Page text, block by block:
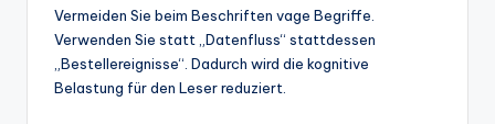
Vermeiden Sie beim Beschriften vage Begriffe.
Verwenden Sie statt „Datenfluss“ stattdessen
„Bestellereignisse“. Dadurch wird die kognitive
Belastung für den Leser reduziert.